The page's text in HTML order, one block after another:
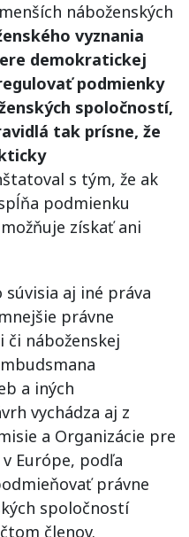
náboženských
vyznania
demokratickej
podmienky
spoločností,
tak prísne, že
s tým, že ak
podmienku
získať ani
aj iné práva
právne
či náboženskej
a iných
vychádza aj z
a Organizácie pre
Európe, podľa
právne
spoločností
členov.